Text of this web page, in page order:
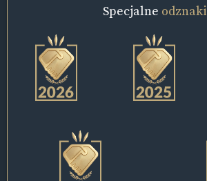
Specjalne odznaki